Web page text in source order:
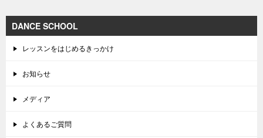
DANCE SCHOOL
レッスンをはじめるきっかけ
お知らせ
メディア
よくあるご質問